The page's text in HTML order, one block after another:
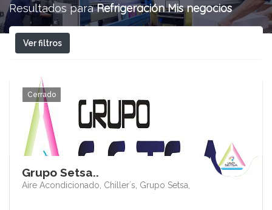
Resultados paraRefrigeración Mis negocios
Ver filtros
Cerrado
Grupo Setsa..
Aire Acondicionado, Chiller´s, Grupo Setsa,